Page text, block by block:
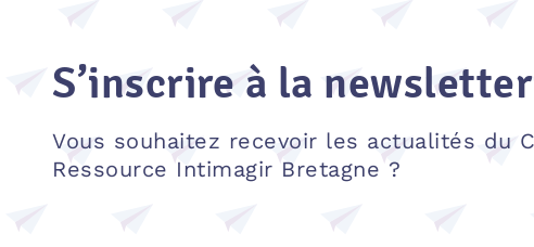
S’inscrire à la newsletter
Vous souhaitez recevoir les actualités du
Ressource Intimagir Bretagne ?